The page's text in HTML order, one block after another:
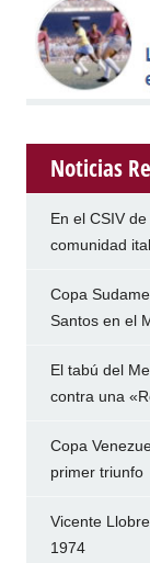
Noticias
En el CSIV
comunidad
Copa
Santos en el
El tabú del
contra una
Copa
primer triunfo
Vicente
1974